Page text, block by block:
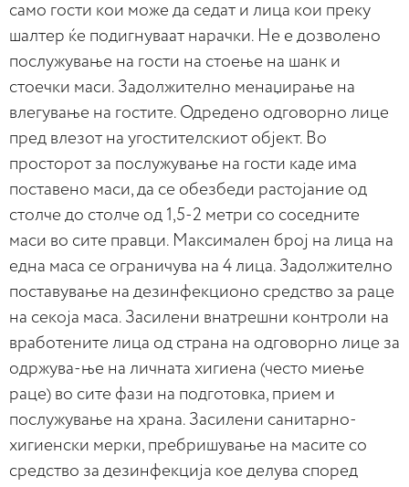
само гости кои може да седат и лица кои преку
шалтер ќе подигнуваат нарачки. Не е дозволено
послужување на гости на стоење на шанк и
стоечки маси. Задолжително менаџирање на
влегување на гостите. Одредено одговорно лице
пред влезот на угостителскиот објект. Во
просторот за послужување на гости каде има
поставено маси, да се обезбеди растојание од
столче до столче од 1,5-2 метри со соседните
маси во сите правци. Максимален број на лица на
една маса се ограничува на 4 лица. Задолжително
поставување на дезинфекционо средство за раце
на секоја маса. Засилени внатрешни контроли на
вработените лица од страна на одговорно лице за
одржува-ње на личната хигиена (често миење
раце) во сите фази на подготовка, прием и
послужување на храна. Засилени санитарно-
хигиенски мерки, пребришување на масите со
средство за дезинфекција кое делува според